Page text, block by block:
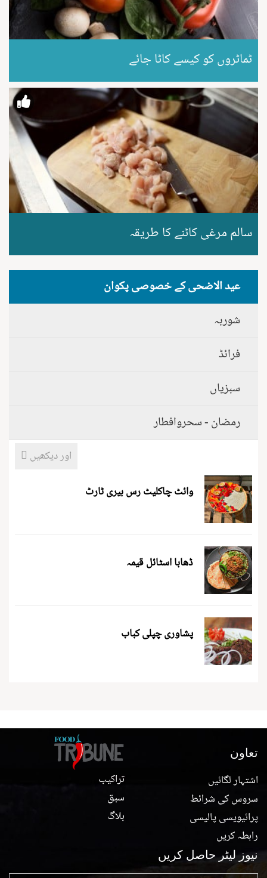
ٹماٹروں کو کیسے کاٹا جائے
سالم مرغی کاٹنے کا طریقہ
عید الاضحی کے خصوصی پکوان
شوربہ
فرائڈ
سبزیاں
رمضان - سحروافطار
اور دیکھیں
وائٹ چاکلیٹ رس بیری ٹارٹ
ڈھابا اسٹائل قیمہ
پشاوری چپلی کباب
تراکیب
سبق
بلاگ
تعاون
اشتہار لگائیں
سروس کی شرائط
پرائیویسی پالیسی
رابطہ کریں
نیوز لیٹر حاصل کریں